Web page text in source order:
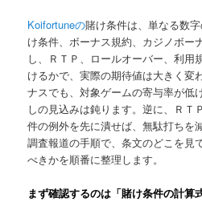
Koifortuneの賭け条件は、単なる数
け条件、ボーナス規約、カジノボー
し、ＲＴＰ、ロールオーバー、利用
けるかで、実際の期待値は大きく変
ナスでも、対象ゲームの寄与率が低
しの見込みは鈍ります。逆に、ＲＴ
件の例外を先に潰せば、無駄打ちを
調査報道の手順で、条文のどこを見
べきかを順番に整理します。
まず確認するのは「賭け条件の計算